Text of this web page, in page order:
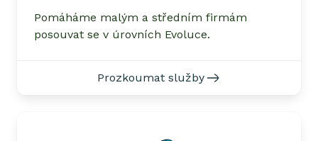
Pomáháme malým a středním firmám
posouvat se v úrovních Evoluce.
Prozkoumat služby